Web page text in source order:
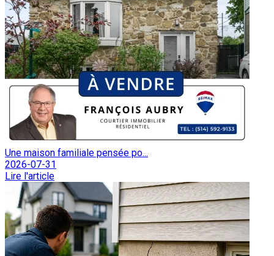
Une maison familiale pensée po...
2026-07-31
Lire l'article